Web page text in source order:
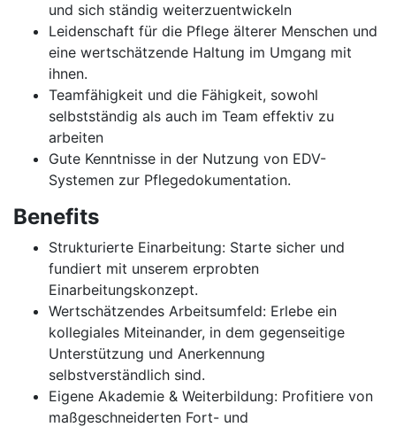
und sich ständig weiterzuentwickeln
Leidenschaft für die Pflege älterer Menschen und
eine wertschätzende Haltung im Umgang mit
ihnen.
Teamfähigkeit und die Fähigkeit, sowohl
selbstständig als auch im Team effektiv zu
arbeiten
Gute Kenntnisse in der Nutzung von EDV-
Systemen zur Pflegedokumentation.
Benefits
Strukturierte Einarbeitung: Starte sicher und
fundiert mit unserem erprobten
Einarbeitungskonzept.
Wertschätzendes Arbeitsumfeld: Erlebe ein
kollegiales Miteinander, in dem gegenseitige
Unterstützung und Anerkennung
selbstverständlich sind.
Eigene Akademie & Weiterbildung: Profitiere von
maßgeschneiderten Fort- und